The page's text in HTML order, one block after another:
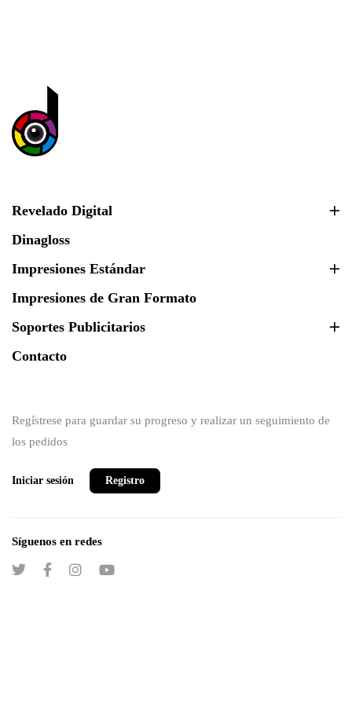
Revelado Digital
Dinagloss
Impresiones Estándar
Impresiones de Gran Formato
Soportes Publicitarios
Contacto
Regístrese para guardar su progreso y realizar un seguimiento de
los pedidos
Iniciar sesión Registro
Síguenos en redes